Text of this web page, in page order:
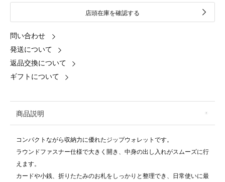
店頭在庫を確認する
問い合わせ
発送について
返品交換について
ギフトについて
商品説明
コンパクトながら収納力に優れたジップウォレットです。
ラウンドファスナー仕様で大きく開き、中身の出し入れがスムーズに行
えます。
カードや小銭、折りたたみのお札をしっかりと整理でき、日常使いに最